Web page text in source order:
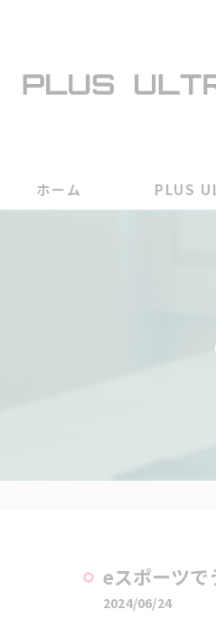
ホーム PLUS
eスポーツで
2024/06/24